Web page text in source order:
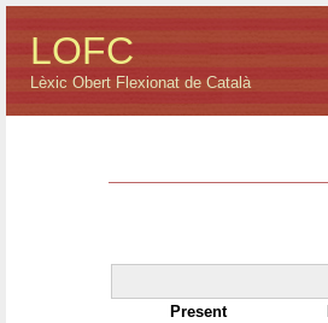
LOFC
Lèxic Obert Flexionat de Català
Present